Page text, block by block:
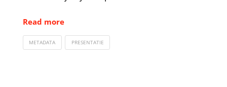
Read more
METADATA PRESENTATIE